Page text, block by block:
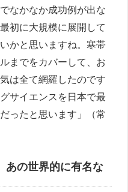
なかなか成功例が出な
初に大規模に展開して
かと思いますね。寒帯
までをカバーして、お
は全て網羅したのです
サイエンスを日本で最
ったと思います」（常
あの世界的に有名な